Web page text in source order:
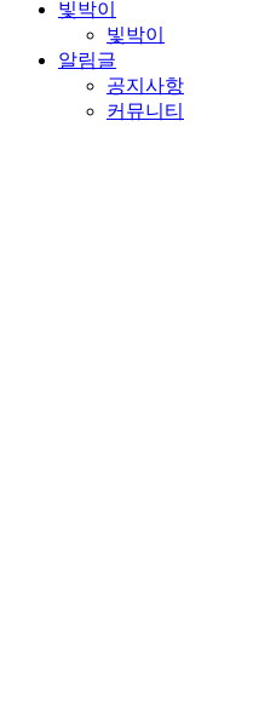
빛박이
빛박이
알림글
공지사항
커뮤니티